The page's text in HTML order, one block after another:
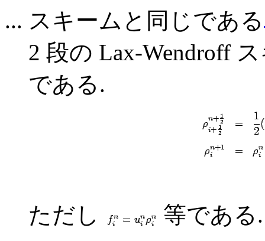
... スキームと同じである
2 段の Lax-Wendroff
である.
ただし
等であ